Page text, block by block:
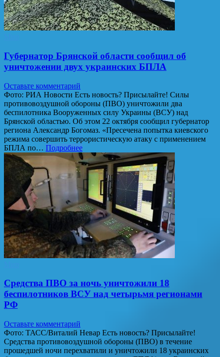
Губернатор Брянской области сообщил об
уничтожении двух украинских БПЛА
Оставьте комментарий
Фото: РИА Новости Есть новость? Присылайте! Силы
противовоздушной обороны (ПВО) уничтожили два
беспилотника Вооруженных силу Украины (ВСУ) над
Брянской областью. Об этом 22 октября сообщил губернатор
региона Александр Богомаз. «Пресечена попытка киевского
режима совершить террористическую атаку с применением
БПЛА по… Подробнее
Средства ПВО за ночь уничтожили 18
беспилотников ВСУ над четырьмя регионами
РФ
Оставьте комментарий
Фото: ТАСС/Виталий Невар Есть новость? Присылайте!
Средства противовоздушной обороны (ПВО) в течение
прошедшей ночи перехватили и уничтожили 18 украинских